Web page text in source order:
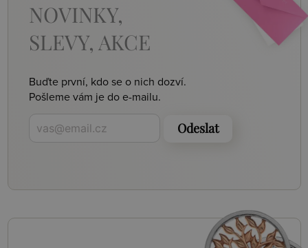
NOVINKY,
SLEVY, AKCE
Buďte první, kdo se o nich dozví.
Pošleme vám je do e-mailu.
Odeslat